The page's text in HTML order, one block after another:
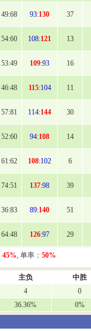
49:68 93:130 37
54:60 108:121 13
53:49 109:93 16
46:48 115:104 11
57:81 114:144 30
52:60 94:108 14
61:62 108:102 6
74:51 137:98 39
36:83 89:140 51
64:48 126:97 29
45%, 单率： 50%
主负
中胜
4
0
36.36%
0%